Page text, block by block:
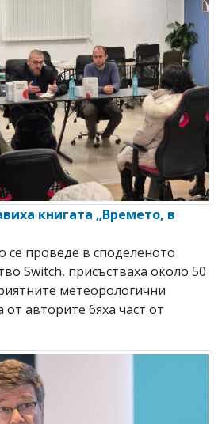
книгата „Времето, в
се проведе в споделеното
Switch, присъстваха около 50
метеорологични
авторите бяха част от